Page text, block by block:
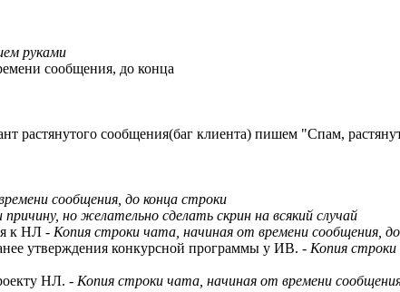
руками
сообщения, до конца
растянутого сообщения(баг клиента) пишем "Спам,
сообщения, до конца строки
но желательно сделать скрин на всякий случай
к НЛ - Копия строки чата, начиная от времени сообщения,
утверждения конкурсной программы у ИВ. - Копия
НЛ. - Копия строки чата, начиная от времени